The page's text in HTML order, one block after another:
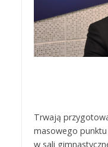
Trwają
masowego
w sali